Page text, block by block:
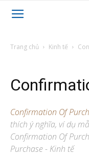
Trang chủ Kinh tế
Confirmation Of
thích ý nghĩa, ví dụ
Confirmation Of
Purchase - Kinh tế